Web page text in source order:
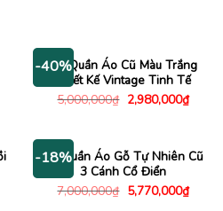
-40%
Tủ Quần Áo Cũ Màu Trắng
Thiết Kế Vintage Tinh Tế
5,000,000₫ Giá
gốc
2,980,000₫Giá
hiện
-18%
Tủ Quần Áo Gỗ Tự Nhiên Cũ
3 Cánh Cổ Điển
7,000,000₫ Giá
gốc
5,770,000₫Giá
hiện